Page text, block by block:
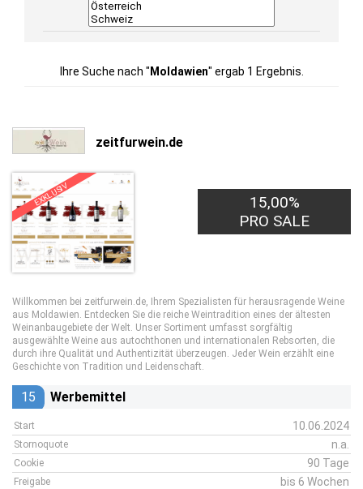
Ihre Suche nach " Moldawien" ergab 1 Ergebnis.
zeitfurwein.de
EXKLUSIV
15,00%
PRO SALE
Willkommen bei zeitfurwein.de, Ihrem Spezialisten für herausragende Weine
aus Moldawien. Entdecken Sie die reiche Weintradition eines der ältesten
Weinanbaugebiete der Welt. Unser Sortiment umfasst sorgfältig
ausgewählte Weine aus autochthonen und internationalen Rebsorten, die
durch ihre Qualität und Authentizität überzeugen. Jeder Wein erzählt eine
Geschichte von Tradition und Leidenschaft.
15 Werbemittel
Start 10.06.2024
Stornoquote n.a.
Cookie 90 Tage
Freigabe bis 6 Wochen